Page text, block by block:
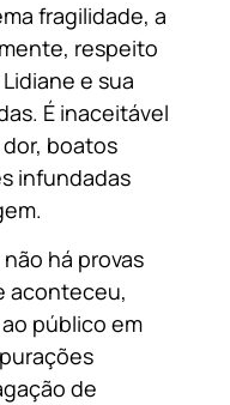
fragilidade, a
respeito
e sua
É inaceitável
boatos
infundadas
há provas
aconteceu,
público em
de